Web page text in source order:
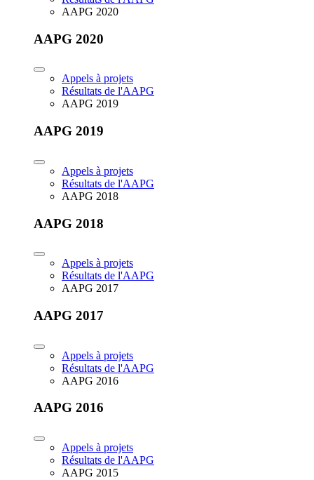
AAPG 2020
AAPG 2020
Appels à projets
Résultats de l'AAPG
AAPG 2019
AAPG 2019
Appels à projets
Résultats de l'AAPG
AAPG 2018
AAPG 2018
Appels à projets
Résultats de l'AAPG
AAPG 2017
AAPG 2017
Appels à projets
Résultats de l'AAPG
AAPG 2016
AAPG 2016
Appels à projets
Résultats de l'AAPG
AAPG 2015